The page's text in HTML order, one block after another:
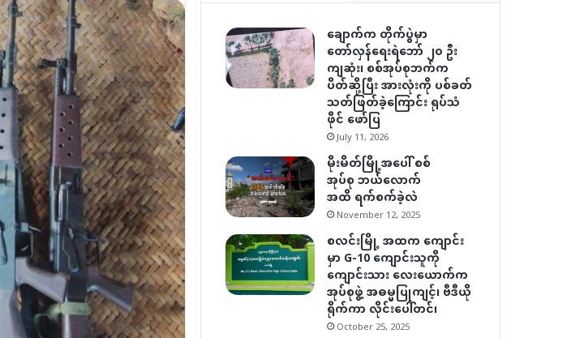
ချောက်က တိုက်ပွဲမှာ
တော်လှန်ရေးရဲဘော် ၂၀ ဦး
ကျဆုံး၊ စစ်အုပ်စုဘက်က
ပိတ်ဆို့ပြီး အားလုံးကို ပစ်ခတ်
သတ်ဖြတ်ခဲ့ကြောင်း ရုပ်သံ
ဖိုင် ဖော်ပြ
July 11, 2026
မိုးမိတ်မြို့အပေါ် စစ်
အုပ်စု ဘယ်လောက်
အထိ ရက်စက်ခဲ့လဲ
November 12, 2025
စလင်းမြို့ အထက ကျောင်း
မှာ G-10 ကျောင်းသူကို
ကျောင်းသား လေးယောက်က
အုပ်စုဖွဲ့ အဓမ္မပြုကျင့်၊ ဗီဒီယို
ရိုက်ကာ လိုင်းပေါ်တင်၊
October 25, 2025